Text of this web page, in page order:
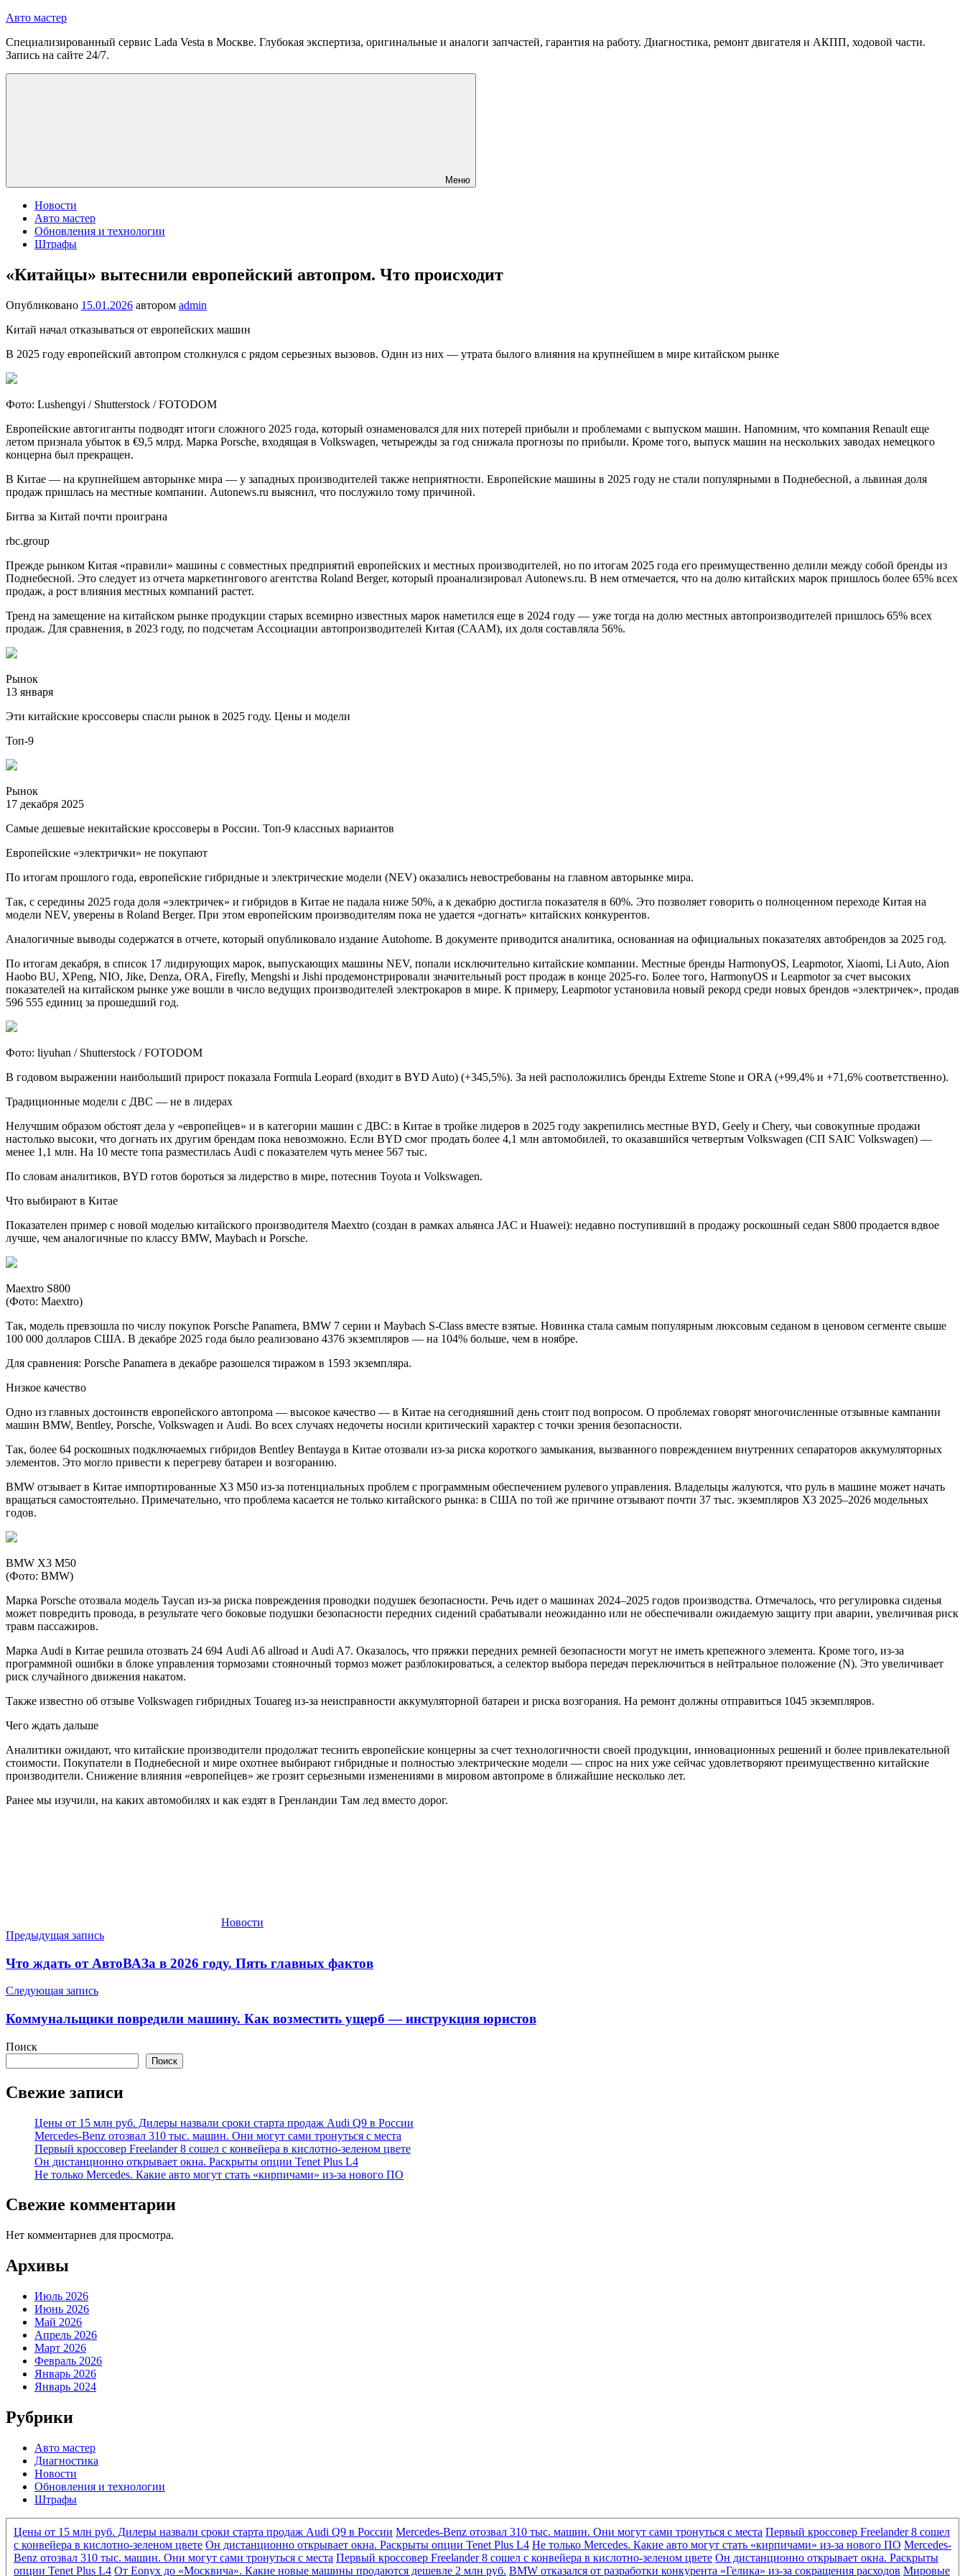
Перейти
содержимому
Авто мастер
Специализированный сервис Lada Vesta в Москве. Глубокая экспертиза, оригинальные и аналоги запчастей, гарантия на работу. Диагностика, ремонт двигателя и АКПП, ходовой части.
Запись на сайте 24/7.
Меню
Новости
Авто мастер
Обновления и технологии
Штрафы
«Китайцы» вытеснили европейский автопром. Что происходит
Опубликовано 15.01.2026 автором admin
Китай начал отказываться от европейских машин
В 2025 году европейский автопром столкнулся с рядом серьезных вызовов. Один из них — утрата былого влияния на крупнейшем в мире китайском рынке
Фото: Lushengyi / Shutterstock / FOTODOM
Европейские автогиганты подводят итоги сложного 2025 года, который ознаменовался для них потерей прибыли и проблемами с выпуском машин. Напомним, что компания Renault еще
летом признала убыток в €9,5 млрд. Марка Porsche, входящая в Volkswagen, четырежды за год снижала прогнозы по прибыли. Кроме того, выпуск машин на нескольких заводах немецкого
концерна был прекращен.
В Китае — на крупнейшем авторынке мира — у западных производителей также неприятности. Европейские машины в 2025 году не стали популярными в Поднебесной, а львиная доля
продаж пришлась на местные компании. Autonews.ru выяснил, что послужило тому причиной.
Битва за Китай почти проиграна
rbc.group
Прежде рынком Китая «правили» машины с совместных предприятий европейских и местных производителей, но по итогам 2025 года его преимущественно делили между собой бренды из
Поднебесной. Это следует из отчета маркетингового агентства Roland Berger, который проанализировал Autonews.ru. В нем отмечается, что на долю китайских марок пришлось более 65% всех
продаж, а рост влияния местных компаний растет.
Тренд на замещение на китайском рынке продукции старых всемирно известных марок наметился еще в 2024 году — уже тогда на долю местных автопроизводителей пришлось 65% всех
продаж. Для сравнения, в 2023 году, по подсчетам Ассоциации автопроизводителей Китая (CAAM), их доля составляла 56%.
Рынок
13 января
Эти китайские кроссоверы спасли рынок в 2025 году. Цены и модели
Топ-9
Рынок
17 декабря 2025
Самые дешевые некитайские кроссоверы в России. Топ-9 классных вариантов
Европейские «электрички» не покупают
По итогам прошлого года, европейские гибридные и электрические модели (NEV) оказались невостребованы на главном авторынке мира.
Так, с середины 2025 года доля «электричек» и гибридов в Китае не падала ниже 50%, а к декабрю достигла показателя в 60%. Это позволяет говорить о полноценном переходе Китая на
модели NEV, уверены в Roland Berger. При этом европейским производителям пока не удается «догнать» китайских конкурентов.
Аналогичные выводы содержатся в отчете, который опубликовало издание Autohome. В документе приводится аналитика, основанная на официальных показателях автобрендов за 2025 год.
По итогам декабря, в список 17 лидирующих марок, выпускающих машины NEV, попали исключительно китайские компании. Местные бренды HarmonyOS, Leapmotor, Xiaomi, Li Auto, Aion
Haobo BU, XPeng, NIO, Jike, Denza, ORA, Firefly, Mengshi и Jishi продемонстрировали значительный рост продаж в конце 2025-го. Более того, HarmonyOS и Leapmotor за счет высоких
показателей на китайском рынке уже вошли в число ведущих производителей электрокаров в мире. К примеру, Leapmotor установила новый рекорд среди новых брендов «электричек», продав
596 555 единиц за прошедший год.
Фото: liyuhan / Shutterstock / FOTODOM
В годовом выражении наибольший прирост показала Formula Leopard (входит в BYD Auto) (+345,5%). За ней расположились бренды Extreme Stone и ORA (+99,4% и +71,6% соответственно).
Традиционные модели с ДВС — не в лидерах
Нелучшим образом обстоят дела у «европейцев» и в категории машин с ДВС: в Китае в тройке лидеров в 2025 году закрепились местные BYD, Geely и Chery, чьи совокупные продажи
настолько высоки, что догнать их другим брендам пока невозможно. Если BYD смог продать более 4,1 млн автомобилей, то оказавшийся четвертым Volkswagen (СП SAIC Volkswagen) —
менее 1,1 млн. На 10 месте топа разместилась Audi с показателем чуть менее 567 тыс.
По словам аналитиков, BYD готов бороться за лидерство в мире, потеснив Toyota и Volkswagen.
Что выбирают в Китае
Показателен пример с новой моделью китайского производителя Maextro (создан в рамках альянса JAC и Huawei): недавно поступивший в продажу роскошный седан S800 продается вдвое
лучше, чем аналогичные по классу BMW, Maybach и Porsche.
Maextro S800
(Фото: Maextro)
Так, модель превзошла по числу покупок Porsche Panamera, BMW 7 серии и Maybach S-Class вместе взятые. Новинка стала самым популярным люксовым седаном в ценовом сегменте свыше
100 000 долларов США. В декабре 2025 года было реализовано 4376 экземпляров — на 104% больше, чем в ноябре.
Для сравнения: Porsche Panamera в декабре разошелся тиражом в 1593 экземпляра.
Низкое качество
Одно из главных достоинств европейского автопрома — высокое качество — в Китае на сегодняшний день стоит под вопросом. О проблемах говорят многочисленные отзывные кампании
машин BMW, Bentley, Porsche, Volkswagen и Audi. Во всех случаях недочеты носили критический характер с точки зрения безопасности.
Так, более 64 роскошных подключаемых гибридов Bentley Bentayga в Китае отозвали из-за риска короткого замыкания, вызванного повреждением внутренних сепараторов аккумуляторных
элементов. Это могло привести к перегреву батареи и возгоранию.
BMW отзывает в Китае импортированные X3 M50 из-за потенциальных проблем с программным обеспечением рулевого управления. Владельцы жалуются, что руль в машине может начать
вращаться самостоятельно. Примечательно, что проблема касается не только китайского рынка: в США по той же причине отзывают почти 37 тыс. экземпляров X3 2025–2026 модельных
годов.
BMW X3 M50
(Фото: BMW)
Марка Porsche отозвала модель Taycan из-за риска повреждения проводки подушек безопасности. Речь идет о машинах 2024–2025 годов производства. Отмечалось, что регулировка сиденья
может повредить провода, в результате чего боковые подушки безопасности передних сидений срабатывали неожиданно или не обеспечивали ожидаемую защиту при аварии, увеличивая риск
травм пассажиров.
Марка Audi в Китае решила отозвать 24 694 Audi A6 allroad и Audi A7. Оказалось, что пряжки передних ремней безопасности могут не иметь крепежного элемента. Кроме того, из-за
программной ошибки в блоке управления тормозами стояночный тормоз может разблокироваться, а селектор выбора передач переключиться в нейтральное положение (N). Это увеличивает
риск случайного движения накатом.
Также известно об отзыве Volkswagen гибридных Touareg из-за неисправности аккумуляторной батареи и риска возгорания. На ремонт должны отправиться 1045 экземпляров.
Чего ждать дальше
Аналитики ожидают, что китайские производители продолжат теснить европейские концерны за счет технологичности своей продукции, инновационных решений и более привлекательной
стоимости. Покупатели в Поднебесной и мире охотнее выбирают гибридные и полностью электрические модели — спрос на них уже сейчас удовлетворяют преимущественно китайские
производители. Снижение влияния «европейцев» же грозит серьезными изменениями в мировом автопроме в ближайшие несколько лет.
Ранее мы изучили, на каких автомобилях и как ездят в Гренландии Там лед вместо дорог.
Новости
Навигация
по
записям
Предыдущая запись
Что ждать от АвтоВАЗа в 2026 году. Пять главных фактов
Следующая запись
Коммунальщики повредили машину. Как возместить ущерб — инструкция юристов
Поиск
Поиск
Свежие записи
Цены от 15 млн руб. Дилеры назвали сроки старта продаж Audi Q9 в России
Mercedes-Benz отозвал 310 тыс. машин. Они могут сами тронуться с места
Первый кроссовер Freelander 8 сошел с конвейера в кислотно-зеленом цвете
Он дистанционно открывает окна. Раскрыты опции Tenet Plus L4
Не только Mercedes. Какие авто могут стать «кирпичами» из-за нового ПО
Свежие комментарии
Нет комментариев для просмотра.
Архивы
Июль 2026
Июнь 2026
Май 2026
Апрель 2026
Март 2026
Февраль 2026
Январь 2026
Январь 2024
Рубрики
Авто мастер
Диагностика
Новости
Обновления и технологии
Штрафы
Цены от 15 млн руб. Дилеры назвали сроки старта продаж Audi Q9 в России Mercedes-Benz отозвал 310 тыс. машин. Они могут сами тронуться с места Первый кроссовер Freelander 8 сошел
с конвейера в кислотно-зеленом цвете Он дистанционно открывает окна. Раскрыты опции Tenet Plus L4 Не только Mercedes. Какие авто могут стать «кирпичами» из-за нового ПО Mercedes-
Benz отозвал 310 тыс. машин. Они могут сами тронуться с места Первый кроссовер Freelander 8 сошел с конвейера в кислотно-зеленом цвете Он дистанционно открывает окна. Раскрыты
опции Tenet Plus L4 От Eonyx до «Москвича». Какие новые машины продаются дешевле 2 млн руб. BMW отказался от разработки конкурента «Гелика» из-за сокращения расходов Мировые